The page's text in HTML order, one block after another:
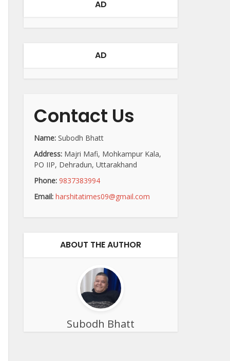
AD
AD
Contact Us
Name: Subodh Bhatt
Address: Majri Mafi, Mohkampur Kala,
PO IIP, Dehradun, Uttarakhand
Phone: 9837383994
Email: harshitatimes09@gmail.com
ABOUT THE AUTHOR
Subodh Bhatt